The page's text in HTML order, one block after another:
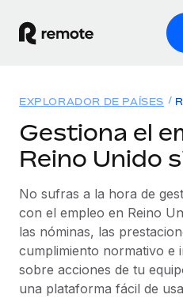
EMPLEO GLOBAL
Nómina global
Gestiona las nóminas de
legalidad.
Employer of Record
Expándete en todo el
Soluciones
COBERTURA MUNDIAL
Explorador de países
Consulta el soporte del
Explorador estatal de
Simplifica la contratación
Recursos
HERRAMIENTAS Y
Calculadora del
Consulta el riesgo de
Precios
EXPLORADOR DE PAÍSES
Gestiona el
Reino Unido
No sufras a la hora de
con el empleo en Reino
las nóminas, las
cumplimiento normativo e
sobre acciones de tu
una plataforma fácil de